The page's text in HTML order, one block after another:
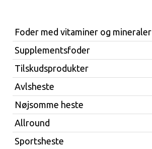
Foder med vitaminer og mineraler
Supplementsfoder
Tilskudsprodukter
Avlsheste
Nøjsomme heste
Allround
Sportsheste